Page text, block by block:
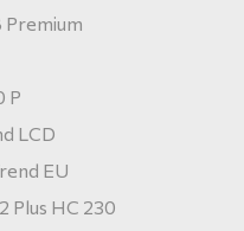
Premium
P
LCD
EU
Plus HC 230